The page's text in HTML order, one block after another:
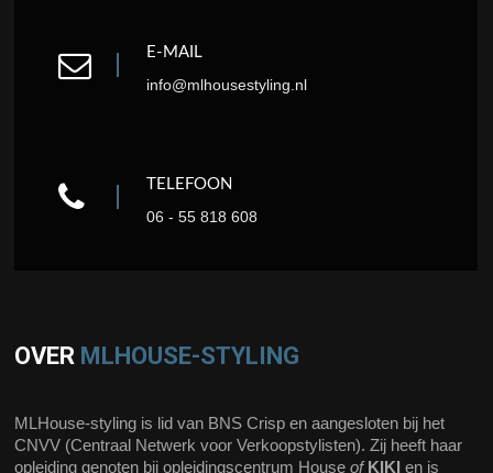
E-MAIL
info@mlhousestyling.nl
TELEFOON
06 - 55 818 608
OVER MLHOUSE-STYLING
MLHouse-styling is lid van BNS Crisp en aangesloten bij het
CNVV (Centraal Netwerk voor Verkoopstylisten). Zij heeft haar
opleiding genoten bij opleidingscentrum HouseofKIKI en is